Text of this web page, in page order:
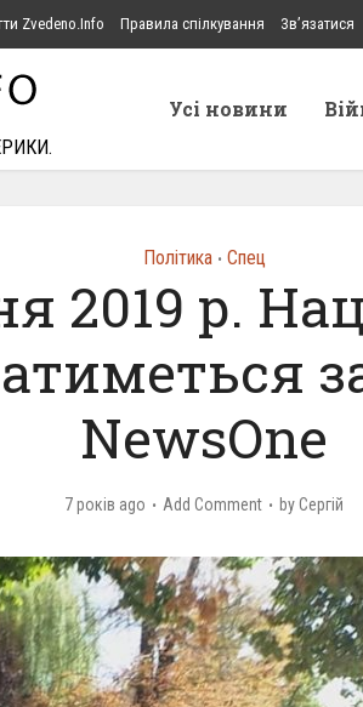
Zvedeno.Info Правила спілкування Зв’язатися
Усі новини
Політика • Спец
2019 р.
NewsOne
7 років ago Add Comment byСергій